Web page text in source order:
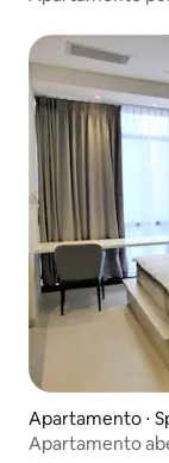
Apartamento ⋅
a
Apartamento